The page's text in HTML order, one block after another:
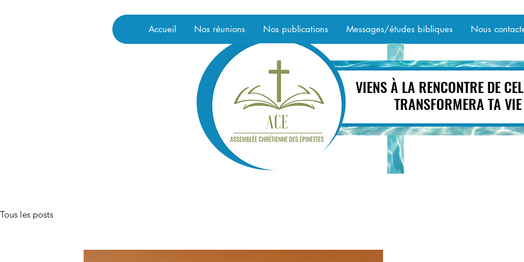
Accueil Nos réunions Nos publications Messages/études bibliques Nous
VIENS À LA RENCONTRE DE
TRANSFORMERA TA VIE
VIENS À LA RENCONTRE DE
TRANSFORMERA TA VIE
Tous les posts